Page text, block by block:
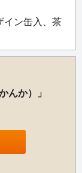
イン缶入、茶
んか）」